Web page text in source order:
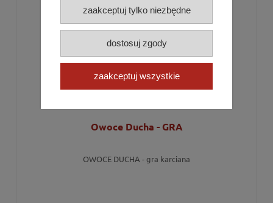
Owoce Ducha - GRA
OWOCE DUCHA - gra karciana
zaakceptuj tylko niezbędne
dostosuj zgody
zaakceptuj wszystkie